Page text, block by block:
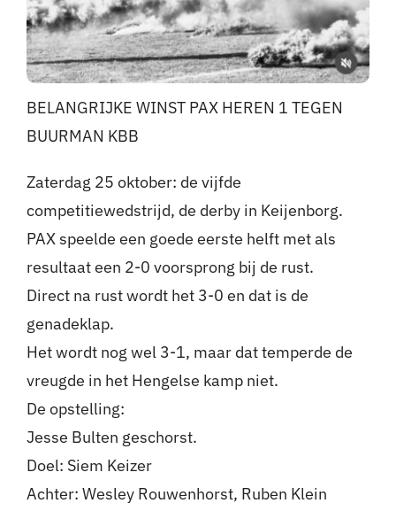
BELANGRIJKE WINST PAX HEREN 1 TEGEN
BUURMAN KBB
Zaterdag 25 oktober: de vijfde
competitiewedstrijd, de derby in Keijenborg.
PAX speelde een goede eerste helft met als
resultaat een 2-0 voorsprong bij de rust.
Direct na rust wordt het 3-0 en dat is de
genadeklap.
Het wordt nog wel 3-1, maar dat temperde de
vreugde in het Hengelse kamp niet.
De opstelling:
Jesse Bulten geschorst.
Doel: Siem Keizer
Achter: Wesley Rouwenhorst, Ruben Klein